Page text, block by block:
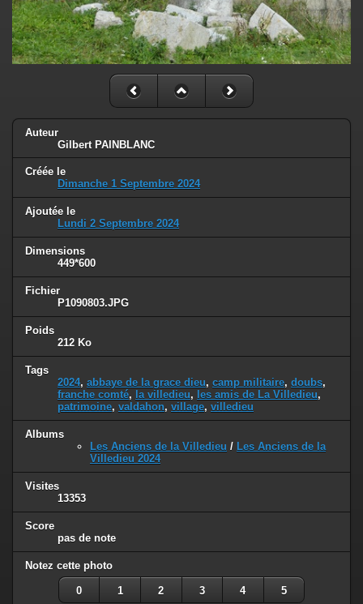
Auteur
Gilbert PAINBLANC
Créée le
Dimanche 1 Septembre 2024
Ajoutée le
Lundi 2 Septembre 2024
Dimensions
449*600
Fichier
P1090803.JPG
Poids
212 Ko
Tags
2024, abbaye de la grace dieu, camp militaire, doubs,
franche comté, la villedieu, les amis de La Villedieu,
patrimoine, valdahon, village, villedieu
Albums
Les Anciens de la Villedieu / Les Anciens de la
Villedieu 2024
Visites
13353
Score
pas de note
Notez cette photo
0 1 2 3 4 5